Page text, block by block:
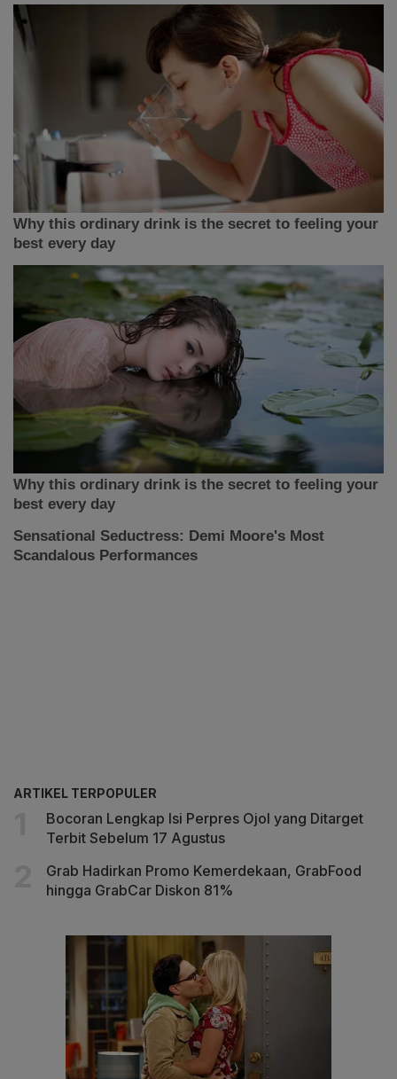
ARTIKEL TERPOPULER
Bocoran Lengkap Isi Perpres Ojol yang Ditarget
Terbit Sebelum 17 Agustus
Grab Hadirkan Promo Kemerdekaan, GrabFood
hingga GrabCar Diskon 81%